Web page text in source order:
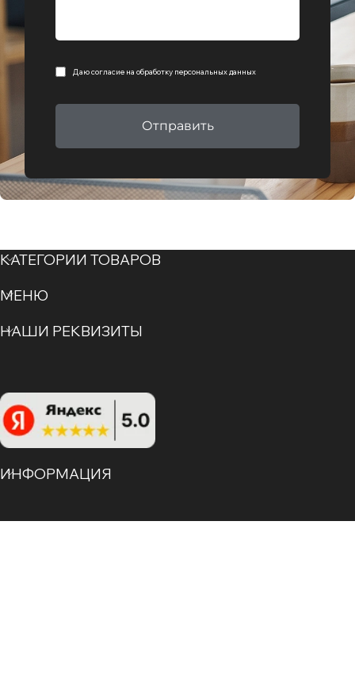
Даю согласие на обработку персональных данных
Отправить
КАТЕГОРИИ ТОВАРОВ
МЕНЮ
НАШИ РЕКВИЗИТЫ
ИНФОРМАЦИЯ